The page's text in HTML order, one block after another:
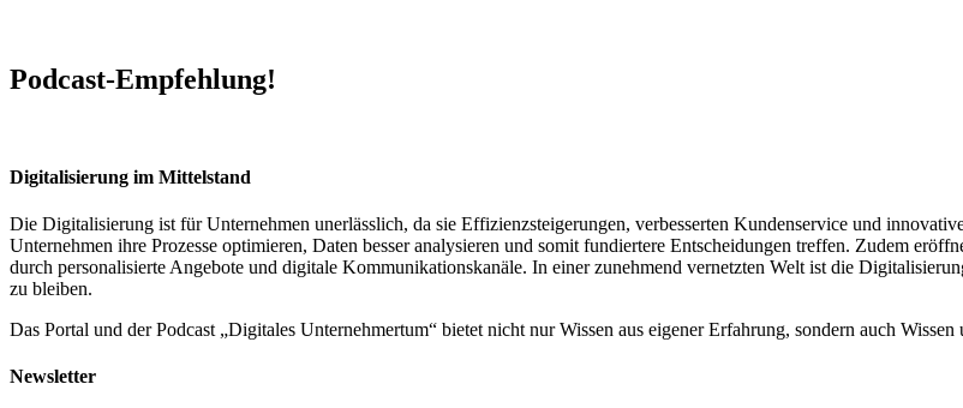
Podcast-Empfehlung!
Digitalisierung im Mittelstand
Die Digitalisierung ist für Unternehmen unerlässlich, da sie Effizienzsteigerungen, verbesserten Kundenservice und
Unternehmen ihre Prozesse optimieren, Daten besser analysieren und somit fundiertere Entscheidungen treffen. Zudem
durch personalisierte Angebote und digitale Kommunikationskanäle. In einer zunehmend vernetzten Welt ist die
zu bleiben.
Das Portal und der Podcast „Digitales Unternehmertum“ bietet nicht nur Wissen aus eigener Erfahrung, sondern auch
Newsletter